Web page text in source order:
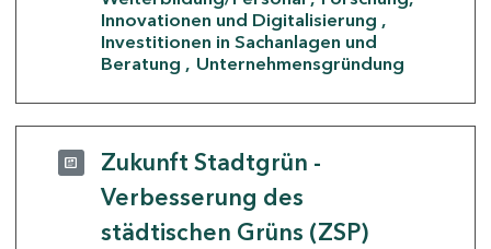
Innovationen und Digitalisierung
Investitionen in Sachanlagen und
Beratung
Unternehmensgründung
Zukunft Stadtgrün -
Verbesserung des
städtischen Grüns (ZSP)